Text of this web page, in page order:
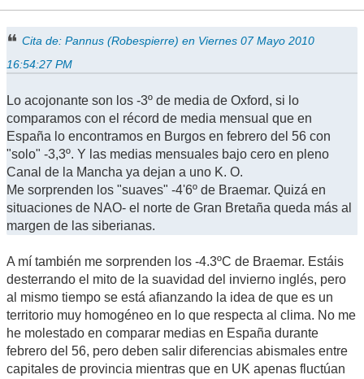
Cita de: Pannus (Robespierre) en Viernes 07 Mayo 2010
16:54:27 PM
Lo acojonante son los -3º de media de Oxford, si lo
comparamos con el récord de media mensual que en
España lo encontramos en Burgos en febrero del 56 con
"solo" -3,3º. Y las medias mensuales bajo cero en pleno
Canal de la Mancha ya dejan a uno K. O.
Me sorprenden los "suaves" -4'6º de Braemar. Quizá en
situaciones de NAO- el norte de Gran Bretaña queda más al
margen de las siberianas.
A mí también me sorprenden los -4.3ºC de Braemar. Estáis
desterrando el mito de la suavidad del invierno inglés, pero
al mismo tiempo se está afianzando la idea de que es un
territorio muy homogéneo en lo que respecta al clima. No me
he molestado en comparar medias en España durante
febrero del 56, pero deben salir diferencias abismales entre
capitales de provincia mientras que en UK apenas fluctúan